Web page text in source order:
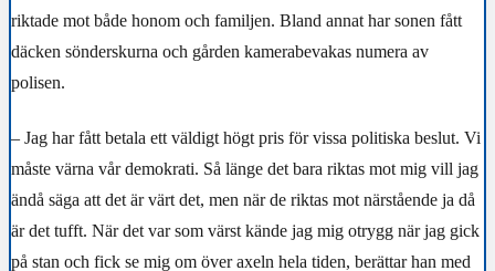
riktade mot både honom och familjen. Bland annat har sonen fått
däcken sönderskurna och gården kamerabevakas numera av
polisen.
– Jag har fått betala ett väldigt högt pris för vissa politiska beslut. Vi
måste värna vår demokrati. Så länge det bara riktas mot mig vill jag
ändå säga att det är värt det, men när de riktas mot närstående ja då
är det tufft. När det var som värst kände jag mig otrygg när jag gick
på stan och fick se mig om över axeln hela tiden, berättar han med